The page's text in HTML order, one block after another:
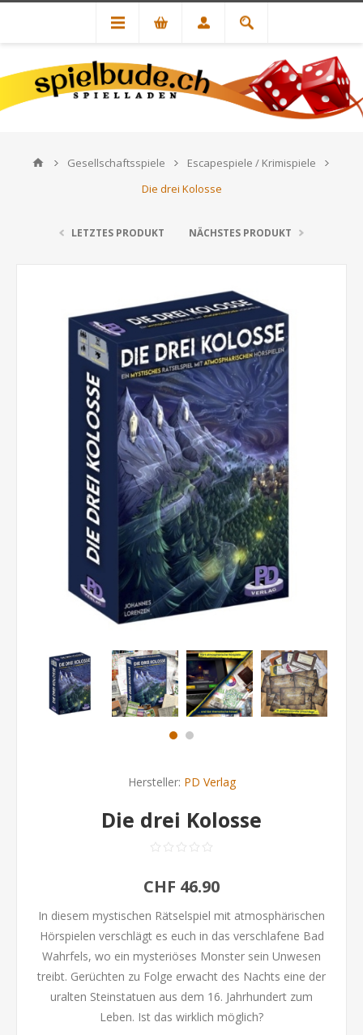
Gesellschaftsspiele
Escapespiele / Krimispiele
Die drei Kolosse
LETZTES PRODUKT NÄCHSTES PRODUKT
Hersteller: PD Verlag
Die drei Kolosse
CHF 46.90
In diesem mystischen Rätselspiel mit atmosphärischen
Hörspielen verschlägt es euch in das verschlafene Bad
Wahrfels, wo ein mysteriöses Monster sein Unwesen
treibt. Gerüchten zu Folge erwacht des Nachts eine der
uralten Steinstatuen aus dem 16. Jahrhundert zum
Leben. Ist das wirklich möglich?